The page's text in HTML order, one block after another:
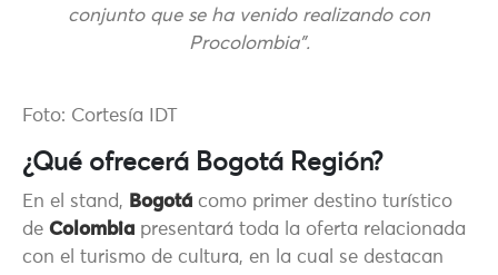
conjunto que se ha venido realizando con
Procolombia”.
Foto: Cortesía IDT
¿Qué ofrecerá Bogotá Región?
En el stand, Bogotá como primer destino turístico
de Colombia presentará toda la oferta relacionada
con el turismo de cultura, en la cual se destacan